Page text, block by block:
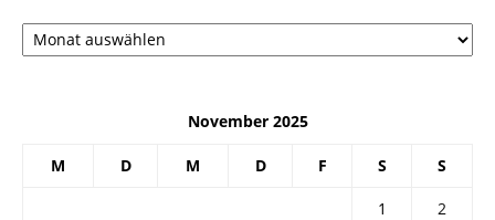
Архив
November 2025
M D M D F S S
1
2